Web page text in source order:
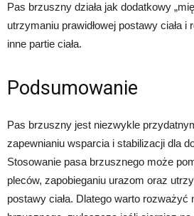
Pas brzuszny działa jak dodatkowy
utrzymaniu prawidłowej postawy ciała i
inne partie ciała.
Podsumowanie
Pas brzuszny jest niezwykle
zapewnianiu wsparcia i stabilizacji dla
Stosowanie pasa brzusznego może
pleców, zapobieganiu urazom oraz
postawy ciała. Dlatego warto rozważyć